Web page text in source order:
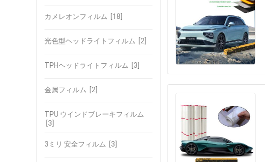
カメレオンフィルム [18]
光色型ヘッドライトフィルム [2]
TPHヘッドライトフィルム [3]
金属フィルム [2]
TPU ウインドブレーキフィルム
[3]
3ミリ 安全フィルム [3]